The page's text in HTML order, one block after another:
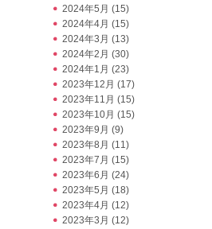
2024年5月 (15)
2024年4月 (15)
2024年3月 (13)
2024年2月 (30)
2024年1月 (23)
2023年12月 (17)
2023年11月 (15)
2023年10月 (15)
2023年9月 (9)
2023年8月 (11)
2023年7月 (15)
2023年6月 (24)
2023年5月 (18)
2023年4月 (12)
2023年3月 (12)